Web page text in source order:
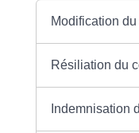
Modification
Résiliation du
Indemnisation